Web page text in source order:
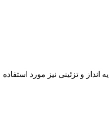
و تزئینی نیز مورد استفاده